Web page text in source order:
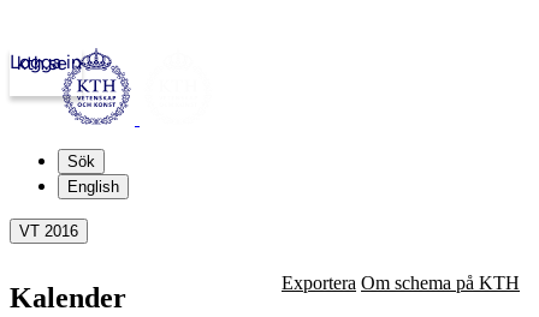
kth.se
Logga in
Sök
English
VT 2016
Kalender Exportera Om schema på KTH